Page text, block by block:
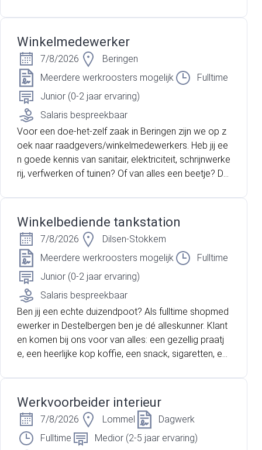
aan bekend om hun hoge kwaliteit. Het productiepro
ces bestaat onder andere uit drogen, pasteuriseren,
pelletiseren en verpakken. Daarna gaan de goedere
n op transport met de vrachtwagen of gaan deze in
zeecontainers.
Winkelmedewerker
7/8/2026
Beringen
Meerdere werkroosters mogelijk
Fulltime
Junior (0-2 jaar ervaring)
Salaris bespreekbaar
Voor een doe-het-zelf zaak in Beringen zijn we op z
oek naar raadgevers/winkelmedewerkers. Heb jij ee
n goede kennis van sanitair, elektriciteit, schrijnwerke
rij, verfwerken of tuinen? Of van alles een beetje? Da
Winkelbediende tankstation
7/8/2026
Dilsen-Stokkem
Meerdere werkroosters mogelijk
Fulltime
Junior (0-2 jaar ervaring)
Salaris bespreekbaar
Ben jij een echte duizendpoot? Als fulltime shopmed
ewerker in Destelbergen ben je dé alleskunner. Klant
en komen bij ons voor van alles: een gezellig praatj
e, een heerlijke kop koffie, een snack, sigaretten, ee
t de Nationale Loterij. Jij kunt de spilfiguur worden in
deze dynamische omgeving!
Werkvoorbeider interieur
7/8/2026 Lommel
Dagwerk
Fulltime
Medior (2-5 jaar ervaring)